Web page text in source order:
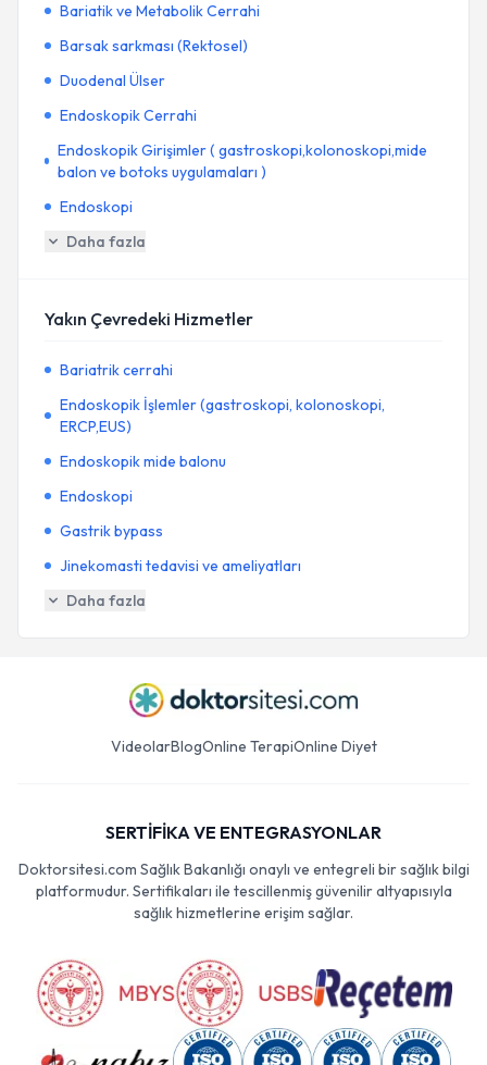
Bariatik ve Metabolik Cerrahi
Barsak sarkması (Rektosel)
Duodenal Ülser
Endoskopik Cerrahi
Endoskopik Girişimler ( gastroskopi,kolonoskopi,mide
balon ve botoks uygulamaları )
Endoskopi
Daha fazla
Yakın Çevredeki Hizmetler
Bariatrik cerrahi
Endoskopik İşlemler (gastroskopi, kolonoskopi,
ERCP,EUS)
Endoskopik mide balonu
Endoskopi
Gastrik bypass
Jinekomasti tedavisi ve ameliyatları
Daha fazla
VideolarBlogOnline TerapiOnline Diyet
SERTİFİKA VE ENTEGRASYONLAR
Doktorsitesi.com Sağlık Bakanlığı onaylı ve entegreli bir sağlık bilgi
platformudur. Sertifikaları ile tescillenmiş güvenilir altyapısıyla
sağlık hizmetlerine erişim sağlar.